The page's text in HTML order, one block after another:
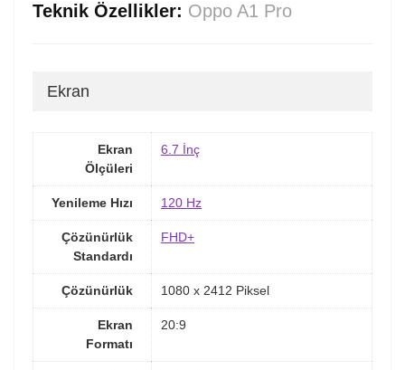
Teknik Özellikler: Oppo A1 Pro
Ekran
Ekran
Ölçüleri
6.7 İnç
Yenileme Hızı 120 Hz
Çözünürlük
Standardı
FHD+
Çözünürlük 1080 x 2412 Piksel
Ekran
Formatı
20:9